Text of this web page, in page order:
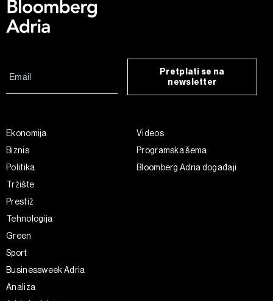
Pretplati se na
newsletter
Ekonomija
Biznis
Politika
Tržište
Prestiž
Tehnologija
Green
Sport
Businessweek Adria
Analiza
Videos
Programska šema
Bloomberg Adria događaji